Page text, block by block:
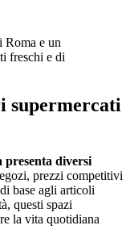
Roma e un
freschi e di
supermercati
presenta diversi
prezzi competitivi
base agli articoli
questi spazi
la vita quotidiana